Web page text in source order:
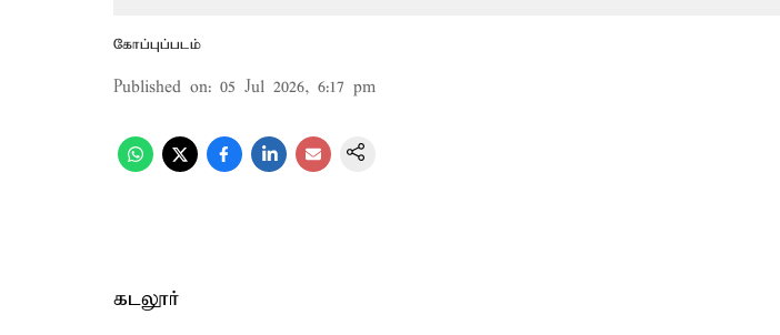
கோப்புப்படம்
Published on: 05 Jul 2026, 6:17 pm
கடலூர்